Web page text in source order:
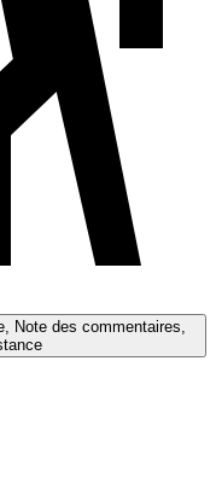
Note des commentaires,